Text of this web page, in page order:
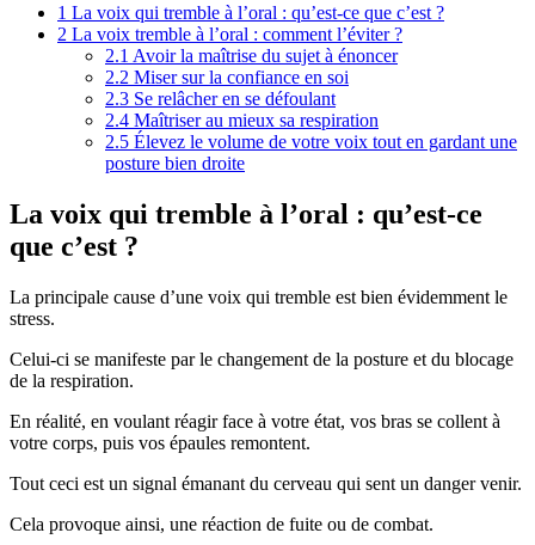
1 La voix qui tremble à l’oral : qu’est-ce que c’est ?
2 La voix tremble à l’oral : comment l’éviter ?
2.1 Avoir la maîtrise du sujet à énoncer
2.2 Miser sur la confiance en soi
2.3 Se relâcher en se défoulant
2.4 Maîtriser au mieux sa respiration
2.5 Élevez le volume de votre voix tout en gardant une
posture bien droite
La voix qui tremble à l’oral : qu’est-ce
que c’est ?
La principale cause d’une voix qui tremble est bien évidemment le
stress.
Celui-ci se manifeste par le changement de la posture et du blocage
de la respiration.
En réalité, en voulant réagir face à votre état, vos bras se collent à
votre corps, puis vos épaules remontent.
Tout ceci est un signal émanant du cerveau qui sent un danger venir.
Cela provoque ainsi, une réaction de fuite ou de combat.